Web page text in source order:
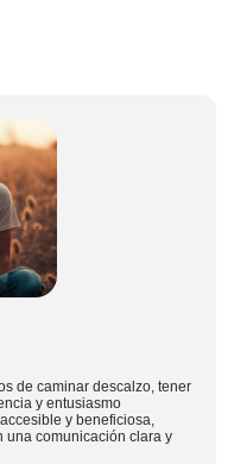
de caminar descalzo, tener
y entusiasmo
y beneficiosa,
una comunicación clara y